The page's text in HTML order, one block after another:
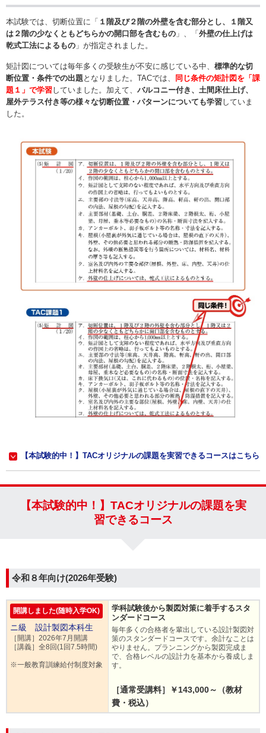
本試験では、切断位置に「 １階及び２階の外壁を含む部分とし、１階又
は２階の少なくともどちらかの開口部を含むもの 」、「 外壁の仕上げは
乾式工法によるもの 」が指定されました。
矩計図については毎年多くの受験生が不安に感じている中、 標準的な切
断位置・条件での出題 となりました。TACでは、
同じ条件の矩計図を「課
題１」で学習していました。加えて、 バルコニー付き、土間床仕上げ、
屋外テラス付き等の様々な切断位置・パターンについても学習していま
した。
【本試験的中！】TACオリジナルの課題を実習できるコースはこちら
【本試験的中！】TACオリジナルの課題を実
習できるコース
令和８年向け(2026年受験)
開講しました(随時入学OK)
ニ級 設計製図本科生
［開講］2026年7月開講
［講義］全8回(1回7.5時間)
※一般教育訓練給付制度対象
学科試験後から製図対策に着手するスタ
ンダードコース
毎年多くの合格者を輩出している設計製図対
策のスタンダードコースです。余計なことは
やりません。プランニングから製図完成ま
で、合格レベルの設計力を基本から養成しま
す。
［通常受講料］￥143,000～（教材
費・税込）